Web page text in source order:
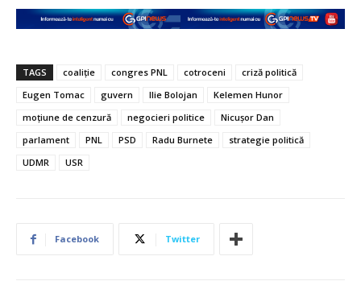
TAGS coaliție congres PNL cotroceni
criză politică
Eugen Tomac
guvern Ilie Bolojan
Kelemen Hunor
moțiune de cenzură
negocieri politice
Nicușor Dan
parlament
PNL PSD Radu Burnete
strategie politică
UDMR
USR
Facebook Twitter